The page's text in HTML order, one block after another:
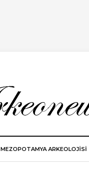
MEZOPOTAMYA ARKEOLOJISI